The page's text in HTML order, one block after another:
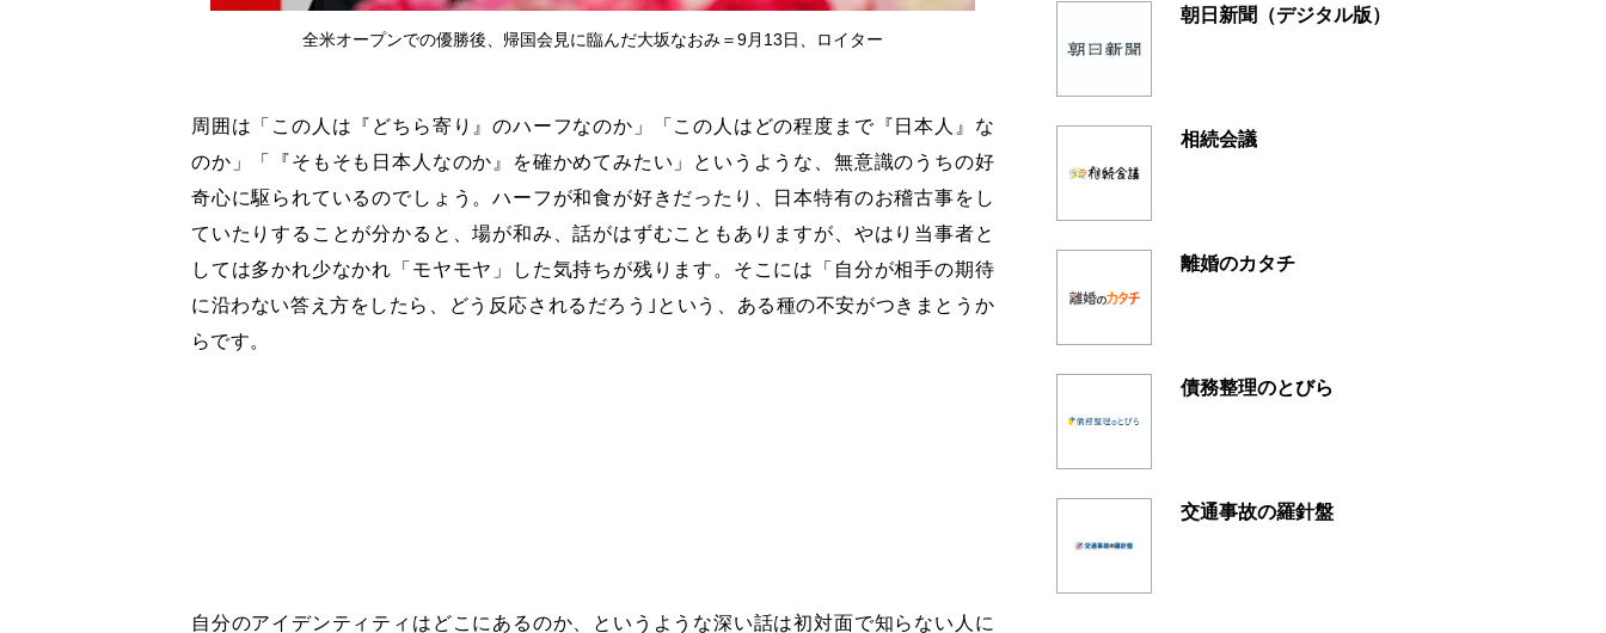
全米オープンでの優勝後、帰国会見に臨んだ大坂なおみ＝9月13日、ロイター
周囲は「この人は『どちら寄り』のハーフなのか」「この人はどの程度まで『日本人』な
のか」「『そもそも日本人なのか』を確かめてみたい」というような、無意識のうちの好
奇心に駆られているのでしょう。ハーフが和食が好きだったり、日本特有のお稽古事をし
ていたりすることが分かると、場が和み、話がはずむこともありますが、やはり当事者と
しては多かれ少なかれ「モヤモヤ」した気持ちが残ります。そこには「自分が相手の期待
に沿わない答え方をしたら、どう反応されるだろう｣という、ある種の不安がつきまとうか
らです。
自分のアイデンティティはどこにあるのか、というような深い話は初対面で知らない人に
朝日新聞（デジタル版）
相続会議
離婚のカタチ
債務整理のとびら
交通事故の羅針盤